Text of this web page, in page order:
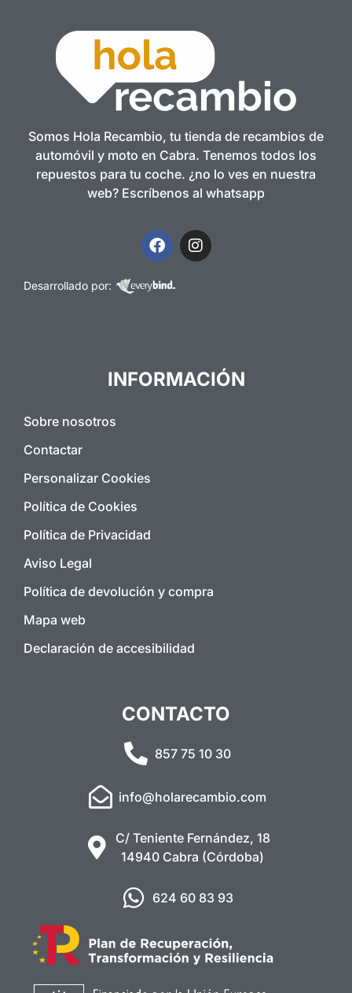
Somos Hola Recambio, tu tienda de recambios de
automóvil y moto en Cabra. Tenemos todos los
repuestos para tu coche. ¿no lo ves en nuestra
web? Escríbenos al whatsapp
Desarrollado por:
INFORMACIÓN
Sobre nosotros
Contactar
Personalizar Cookies
Política de Cookies
Política de Privacidad
Aviso Legal
Política de devolución y compra
Mapa web
Declaración de accesibilidad
CONTACTO
857 75 10 30
info@holarecambio.com
C/ Teniente Fernández, 18
14940 Cabra (Córdoba)
624 60 83 93